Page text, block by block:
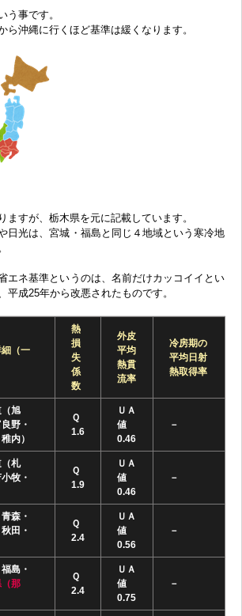
う事です。
ら沖縄に行くほど基準は緩くなります。
ますが、栃木県を元に記載しています。
日光は、宮城・福島と同じ４地域という寒冷地
エネ基準というのは、名前だけカッコイイとい
平成25年から改悪されたものです。
（一
熱
損
失
係
数
外皮
平均
熱貫
流率
冷房期の
平均日射
熱取得率
旭
野・
内）
Ｑ
1.6
ＵＡ
値
0.46
－
札
牧・
Ｑ
1.9
ＵＡ
値
0.46
－
森・
田・
Ｑ
2.4
ＵＡ
値
0.56
－
島・
那
Ｑ
2.4
ＵＡ
値
0.75
－